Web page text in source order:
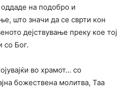
на подобро и
што значи да се сврти кон
дејствување преку кое тој
со Бог.
во храмот… со
божествена молитва, Таа